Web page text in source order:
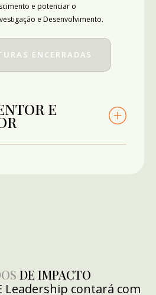
e potenciar o
e Desenvolvimento.
ENCERRADAS
E
DE IMPACTO
Leadership contará com